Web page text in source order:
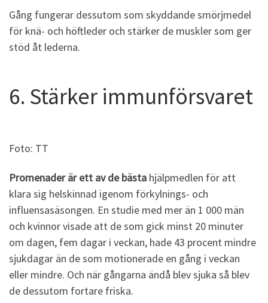
Gång fungerar dessutom som skyddande smörjmedel
för knä- och höftleder och stärker de muskler som ger
stöd åt lederna.
6. Stärker immunförsvaret
Foto: TT
Promenader är ett av de bästa hjälpmedlen för att
klara sig helskinnad igenom förkylnings- och
influensasäsongen. En studie med mer än 1 000 män
och kvinnor visade att de som gick minst 20 minuter
om dagen, fem dagar i veckan, hade 43 procent mindre
sjukdagar än de som motionerade en gång i veckan
eller mindre. Och när gångarna ändå blev sjuka så blev
de dessutom fortare friska.